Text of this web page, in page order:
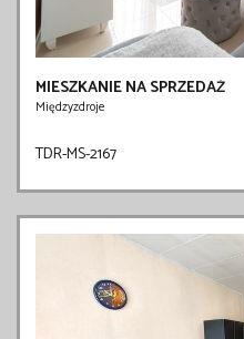
MIESZKANIE NA SPRZEDAŻ
Międzyzdroje
TDR-MS-2167